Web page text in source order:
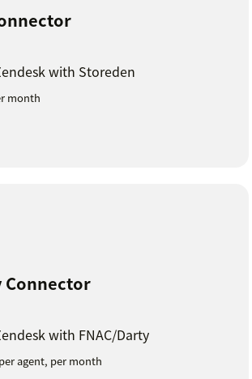
with Storeden
month
Connector
with FNAC/Darty
agent, per month